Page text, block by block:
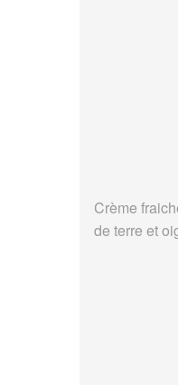
Crème
de terre et